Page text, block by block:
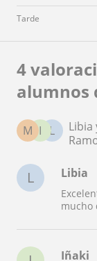
Tarde
4
alumnos
L
I
M
Libia
L Libia
mucho
Iñaki